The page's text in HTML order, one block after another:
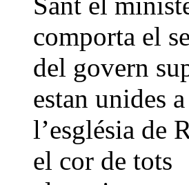
comporta el
del govern
estan unides a
l’església de
el cor de tots